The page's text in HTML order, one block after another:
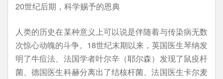
20世纪后期，科学赐予的恩典
人类的历史在某种意义上可以说是伴随着与传染病无数
次惊心动魄的斗争。18世纪末期以来，英国医生琴纳发
明了牛痘法、法国学者叶尔辛（耶尔森）发现了鼠疫杆
菌、德国医生科赫分离出了结核杆菌、法国医生卡尔麦